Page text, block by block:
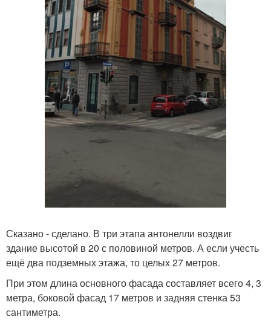
Сказано - сделано. В три этапа антонелли воздвиг
здание высотой в 20 с половиной метров. А если учесть
ещё два подземных этажа, то целых 27 метров.
При этом длина основного фасада составляет всего 4, 3
метра, боковой фасад 17 метров и задняя стенка 53
сантиметра.